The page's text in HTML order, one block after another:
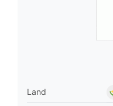
Land